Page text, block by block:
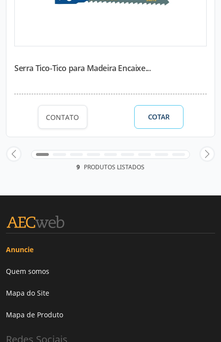
Serra Tico-Tico para Madeira Encaixe...
CONTATO COTAR
9 PRODUTOS LISTADOS
Anuncie
Quem somos
Mapa do Site
Mapa de Produto